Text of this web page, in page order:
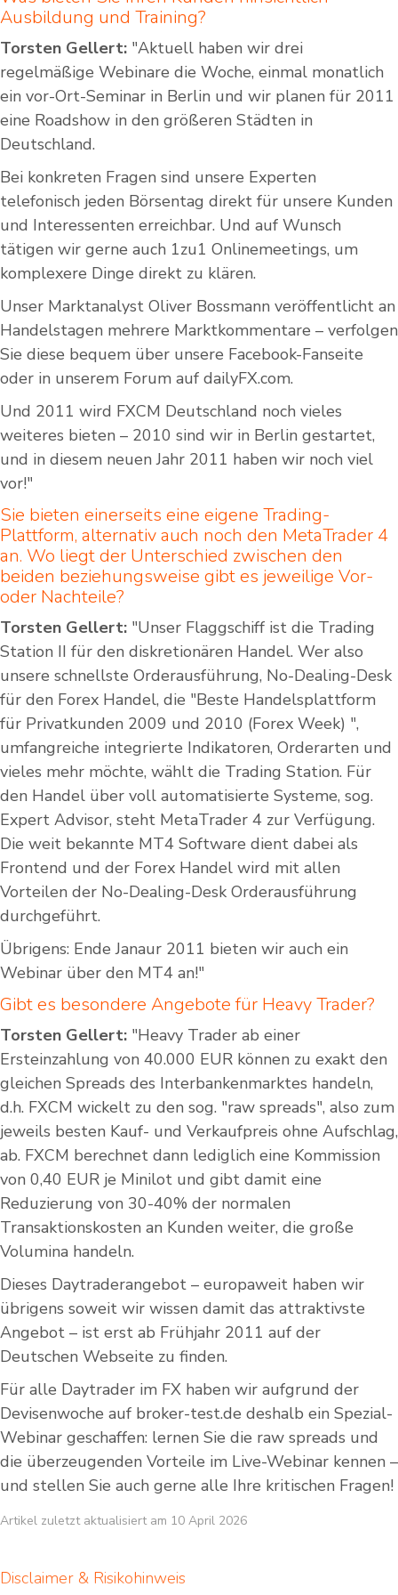
Ausbildung und Training?
Torsten Gellert: "Aktuell haben wir drei
regelmäßige Webinare die Woche, einmal monatlich
ein vor-Ort-Seminar in Berlin und wir planen für 2011
eine Roadshow in den größeren Städten in
Deutschland.
Bei konkreten Fragen sind unsere Experten
telefonisch jeden Börsentag direkt für unsere Kunden
und Interessenten erreichbar. Und auf Wunsch
tätigen wir gerne auch 1zu1 Onlinemeetings, um
komplexere Dinge direkt zu klären.
Unser Marktanalyst Oliver Bossmann veröffentlicht an
Handelstagen mehrere Marktkommentare – verfolgen
Sie diese bequem über unsere Facebook-Fanseite
oder in unserem Forum auf dailyFX.com.
Und 2011 wird FXCM Deutschland noch vieles
weiteres bieten – 2010 sind wir in Berlin gestartet,
und in diesem neuen Jahr 2011 haben wir noch viel
vor!"
Sie bieten einerseits eine eigene Trading-
Plattform, alternativ auch noch den MetaTrader 4
an. Wo liegt der Unterschied zwischen den
beiden beziehungsweise gibt es jeweilige Vor-
oder Nachteile?
Torsten Gellert: "Unser Flaggschiff ist die Trading
Station II für den diskretionären Handel. Wer also
unsere schnellste Orderausführung, No-Dealing-Desk
für den Forex Handel, die "Beste Handelsplattform
für Privatkunden 2009 und 2010 (Forex Week) ",
umfangreiche integrierte Indikatoren, Orderarten und
vieles mehr möchte, wählt die Trading Station. Für
den Handel über voll automatisierte Systeme, sog.
Expert Advisor, steht MetaTrader 4 zur Verfügung.
Die weit bekannte MT4 Software dient dabei als
Frontend und der Forex Handel wird mit allen
Vorteilen der No-Dealing-Desk Orderausführung
durchgeführt.
Übrigens: Ende Janaur 2011 bieten wir auch ein
Webinar über den MT4 an!"
Gibt es besondere Angebote für Heavy Trader?
Torsten Gellert: "Heavy Trader ab einer
Ersteinzahlung von 40.000 EUR können zu exakt den
gleichen Spreads des Interbankenmarktes handeln,
d.h. FXCM wickelt zu den sog. "raw spreads", also zum
jeweils besten Kauf- und Verkaufpreis ohne Aufschlag,
ab. FXCM berechnet dann lediglich eine Kommission
von 0,40 EUR je Minilot und gibt damit eine
Reduzierung von 30-40% der normalen
Transaktionskosten an Kunden weiter, die große
Volumina handeln.
Dieses Daytraderangebot – europaweit haben wir
übrigens soweit wir wissen damit das attraktivste
Angebot – ist erst ab Frühjahr 2011 auf der
Deutschen Webseite zu finden.
Für alle Daytrader im FX haben wir aufgrund der
Devisenwoche auf broker-test.de deshalb ein Spezial-
Webinar geschaffen: lernen Sie die raw spreads und
die überzeugenden Vorteile im Live-Webinar kennen –
und stellen Sie auch gerne alle Ihre kritischen Fragen!
Artikel zuletzt aktualisiert am 10 April 2026
Disclaimer & Risikohinweis